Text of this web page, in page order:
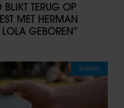
TERUG OP
MET HERMAN
GEBOREN”
Vriendin